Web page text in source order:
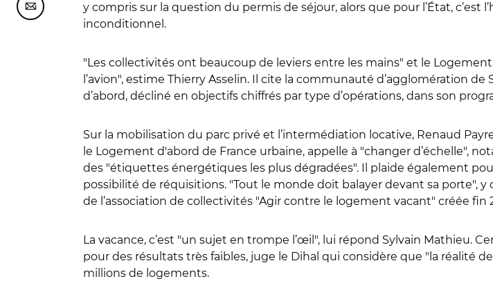
Partager cette page sur Courriel
y compris sur la question du permis de séjour, alors que pour l’État, c’est
inconditionnel.
"Les collectivités ont beaucoup de leviers entre les mains" et le
l’avion", estime Thierry Asselin. Il cite la communauté d’agglomération
d’abord, décliné en objectifs chiffrés par type d’opérations, dans son
Sur la mobilisation du parc privé et l’intermédiation locative, Renaud
le Logement d'abord de France urbaine, appelle à "changer d’échelle",
des "étiquettes énergétiques les plus dégradées". Il plaide également
possibilité de réquisitions. "Tout le monde doit balayer devant sa porte", y
de l’association de collectivités "Agir contre le logement vacant" créée fin
La vacance, c’est "un sujet en trompe l’œil ", lui répond Sylvain Mathieu.
pour des résultats très faibles, juge le Dihal qui considère que " la réalité
millions de logements.